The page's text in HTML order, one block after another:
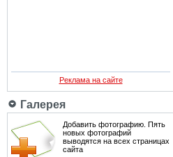
Реклама на сайте
Галерея
Добавить фотографию. Пять
новых фотографий
выводятся на всех страницах
сайта